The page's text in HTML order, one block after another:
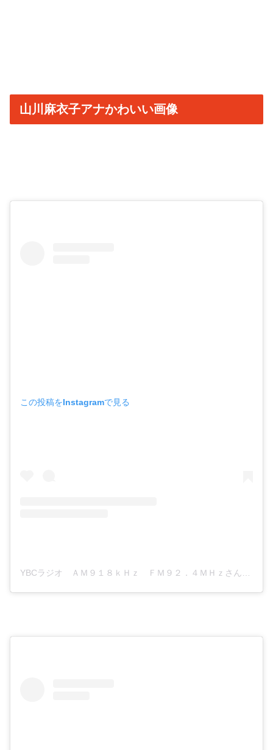
山川麻衣子アナかわいい画像
この投稿をInstagramで見る
YBCラジオ ＡＭ９１８ｋＨｚ ＦＭ９２．４ＭＨｚさん(@ybc_radio)がシェアした投稿